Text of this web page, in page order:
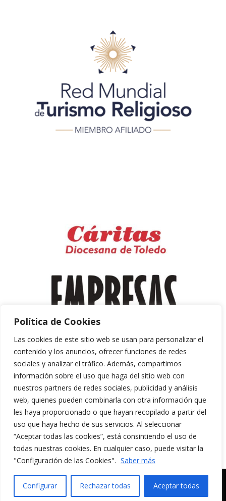
Política de Cookies
Las cookies de este sitio web se usan para personalizar el
contenido y los anuncios, ofrecer funciones de redes
sociales y analizar el tráfico. Además, compartimos
información sobre el uso que haga del sitio web con
nuestros partners de redes sociales, publicidad y análisis
web, quienes pueden combinarla con otra información que
les haya proporcionado o que hayan recopilado a partir del
uso que haya hecho de sus servicios. Al seleccionar
“Aceptar todas las cookies”, está consintiendo el uso de
todas nuestras cookies. En cualquier caso, puede visitar la
"Configuración de las Cookies". Saber más
Configurar Rechazar todas Aceptar todas
Aviso Legal y Política de Privacidad
Política de Cookies
MERAKI CULTURA AUDIOVISUAL. Todos los
Español